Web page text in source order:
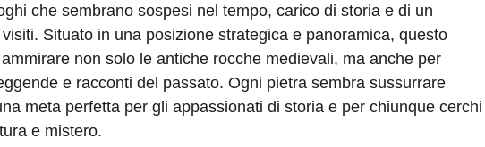
che sembrano sospesi nel tempo, carico di storia e di un
Situato in una posizione strategica e panoramica, questo
non solo le antiche rocche medievali, ma anche per
e racconti del passato. Ogni pietra sembra sussurrare
meta perfetta per gli appassionati di storia e per chiunque cerchi
e mistero.